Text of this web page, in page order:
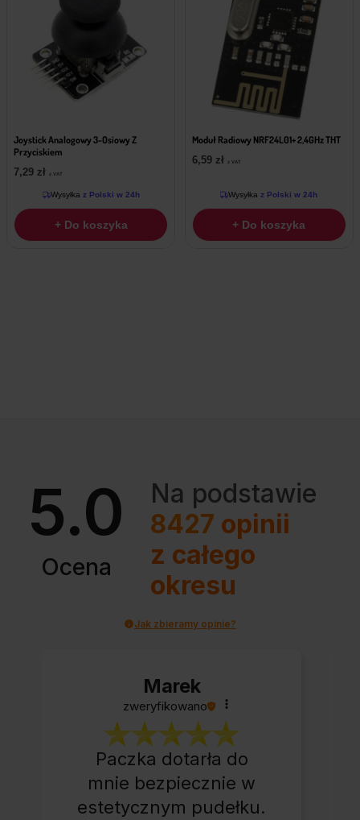
Joystick Analogowy 3-Osiowy Z
Przyciskiem
7,29 zł z VAT
Wysyłka z Polski w 24h
+ Do koszyka
Moduł Radiowy NRF24L01+ 2,4GHz THT
6,59 zł z VAT
Wysyłka z Polski w 24h
+ Do koszyka
5.0
Ocena
Na podstawie
8427 opinii
z całego
okresu
Jak zbieramy opinie?
Marek
zweryfikowano
Paczka dotarła do
mnie bezpiecznie w
estetycznym pudełku.